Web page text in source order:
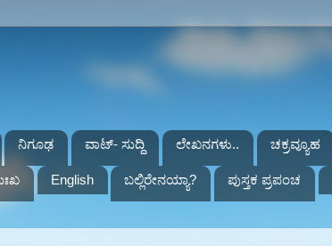
ನಿಗೂಢ ವಾಟ್- ಸುದ್ದಿ ಲೇಖನಗಳು.. ಚಕ್ರವ್ಯೂಹ
English ಬಲ್ಲಿರೇನಯ್ಯಾ? ಪುಸ್ತಕ ಪ್ರಪಂಚ